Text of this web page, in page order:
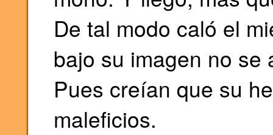
De tal modo caló el
bajo su imagen no se
Pues creían que su
maleficios.